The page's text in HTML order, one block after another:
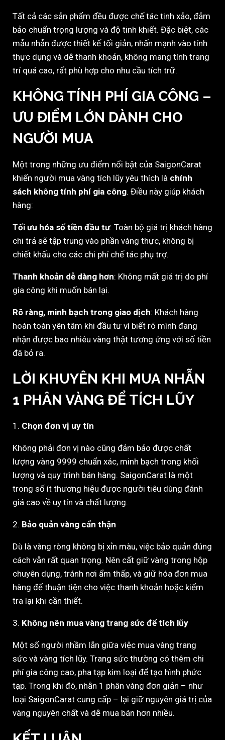
Tất cả các sản phẩm đều được chế tác tinh xảo, đảm
bảo chuẩn trọng lượng và độ tinh khiết. Đặc biệt, các
mẫu nhẫn được thiết kế tối giản, nhấn mạnh vào tính
thực dụng và dễ thanh khoản, không mang tính trang
trí quá cao, rất phù hợp cho nhu cầu tích trữ.
KHÔNG TÍNH PHÍ GIA CÔNG –
ƯU ĐIỂM LỚN DÀNH CHO
NGƯỜI MUA
Một trong những ưu điểm nổi bật của SaigonCarat
khiến người mua vàng tích lũy yêu thích là chính
sách không tính phí gia công. Điều này giúp khách
hàng:
Tối ưu hóa số tiền đầu tư: Toàn bộ giá trị khách hàng
chi trả sẽ tập trung vào phần vàng thực, không bị
chiết khấu cho các chi phí chế tác phụ trợ.
Thanh khoản dễ dàng hơn: Không mất giá trị do phí
gia công khi muốn bán lại.
Rõ ràng, minh bạch trong giao dịch: Khách hàng
hoàn toàn yên tâm khi đầu tư vì biết rõ mình đang
nhận được bao nhiêu vàng thật tương ứng với số tiền
đã bỏ ra.
LỜI KHUYÊN KHI MUA NHẪN
1 PHÂN VÀNG ĐỂ TÍCH LŨY
1. Chọn đơn vị uy tín
Không phải đơn vị nào cũng đảm bảo được chất
lượng vàng 9999 chuẩn xác, minh bạch trong khối
lượng và quy trình bán hàng. SaigonCarat là một
trong số ít thương hiệu được người tiêu dùng đánh
giá cao về uy tín và chất lượng.
2. Bảo quản vàng cẩn thận
Dù là vàng ròng không bị xỉn màu, việc bảo quản đúng
cách vẫn rất quan trọng. Nên cất giữ vàng trong hộp
chuyên dụng, tránh nơi ẩm thấp, và giữ hóa đơn mua
hàng để thuận tiện cho việc thanh khoản hoặc kiểm
tra lại khi cần thiết.
3. Không nên mua vàng trang sức để tích lũy
Một số người nhầm lẫn giữa việc mua vàng trang
sức và vàng tích lũy. Trang sức thường có thêm chi
phí gia công cao, pha tạp kim loại để tạo hình phức
tạp. Trong khi đó, nhẫn 1 phân vàng đơn giản – như
loại SaigonCarat cung cấp – lại giữ nguyên giá trị của
vàng nguyên chất và dễ mua bán hơn nhiều.